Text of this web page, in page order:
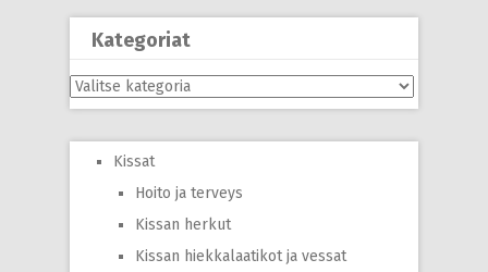
Kategoriat
Kategoriat
Kissat
Hoito ja terveys
Kissan herkut
Kissan hiekkalaatikot ja vessat